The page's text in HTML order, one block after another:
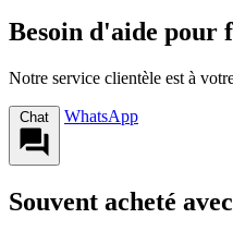
Besoin d'aide pour
Notre service clientèle est à
Chat WhatsApp
Souvent acheté avec